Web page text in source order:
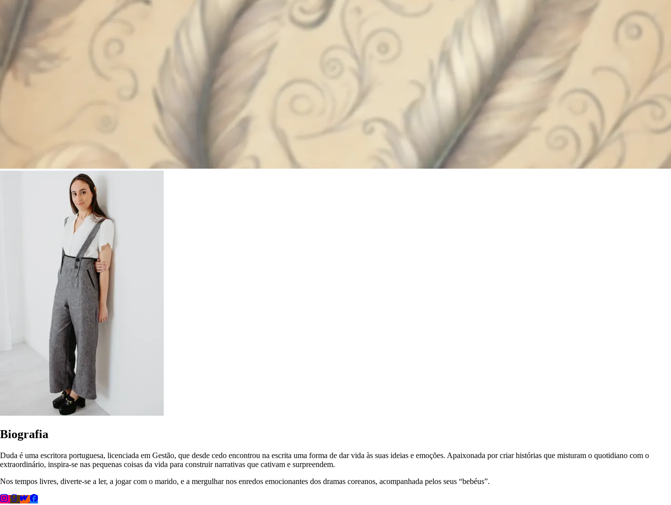
Biografia
Duda é uma escritora portuguesa, licenciada em Gestão, que desde cedo encontrou na escrita uma forma de dar vida às suas ideias e emoções. Apaixonada por criar histórias que misturam o quotidiano com o
extraordinário, inspira-se nas pequenas coisas da vida para construir narrativas que cativam e surpreendem.
Nos tempos livres, diverte-se a ler, a jogar com o marido, e a mergulhar nos enredos emocionantes dos dramas coreanos, acompanhada pelos seus “bebéus”.